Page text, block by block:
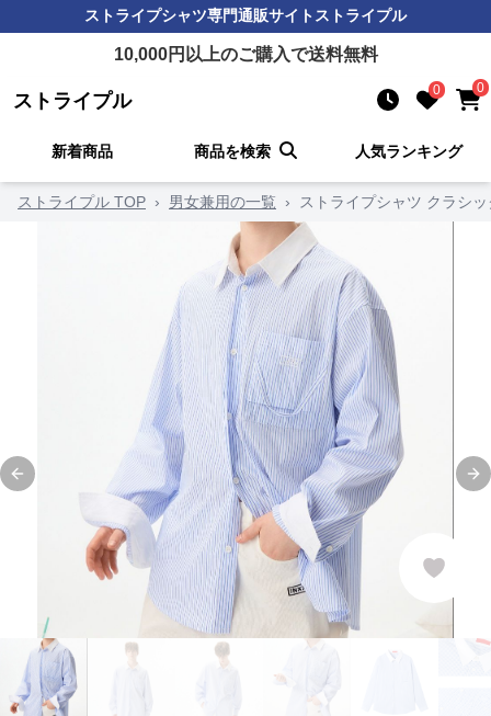
ストライプシャツ専門通販サイト ストライプル
10,000円以上のご購入で送料無料
ストライプル 0 0
新着商品 商品を検索 人気ランキング
ストライプル TOP › 男女兼用の一覧 › ストライプシャツ クラシ
Previous slide